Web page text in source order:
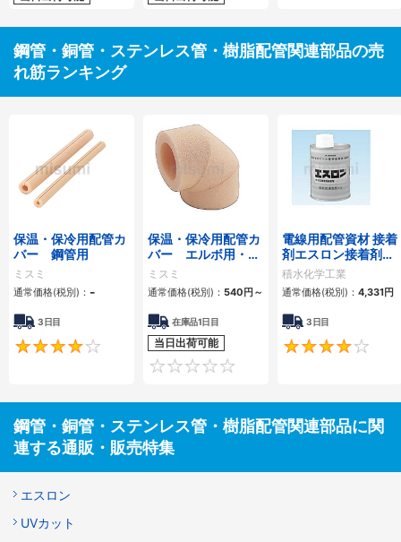
鋼管・銅管・ステンレス管・樹脂配管関連部品の売
れ筋ランキング
保温・保冷用配管カ
バー 鋼管用
ミスミ
通常価格(税別)： -
3日目
4
保温・保冷用配管カ
バー エルボ用・チ
ーズ用
ミスミ
通常価格(税別)： 540 円 ～
在庫品1日目
当日出荷可能
電線用配管資材 接着
剤エスロン接着剤
No.65S
積水化学工業
通常価格(税別)： 4,331円
3日目
鋼管・銅管・ステンレス管・樹脂配管関連部品に関
連する通販・販売特集
エスロン
UVカット